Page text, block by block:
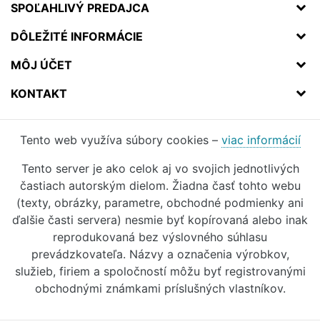
SPOĽAHLIVÝ PREDAJCA
DÔLEŽITÉ INFORMÁCIE
MÔJ ÚČET
KONTAKT
Tento web využíva súbory cookies – viac informácií
Tento server je ako celok aj vo svojich jednotlivých
častiach autorským dielom. Žiadna časť tohto webu
(texty, obrázky, parametre, obchodné podmienky ani
ďalšie časti servera) nesmie byť kopírovaná alebo inak
reprodukovaná bez výslovného súhlasu
prevádzkovateľa. Názvy a označenia výrobkov,
služieb, firiem a spoločností môžu byť registrovanými
obchodnými známkami príslušných vlastníkov.